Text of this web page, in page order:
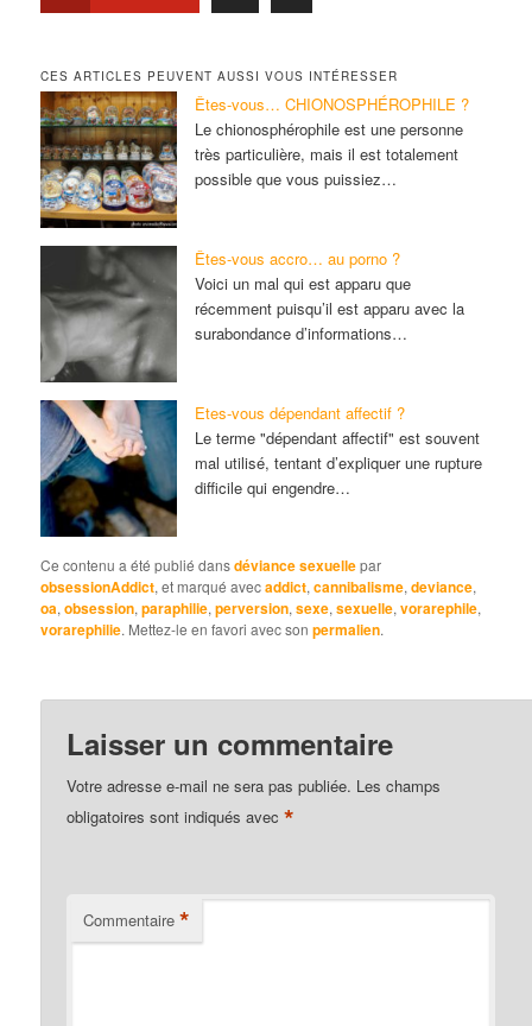
CES ARTICLES PEUVENT AUSSI VOUS INTÉRESSER
Êtes-vous… CHIONOSPHÉROPHILE ?
Le chionosphérophile est une personne
très particulière, mais il est totalement
possible que vous puissiez…
Êtes-vous accro… au porno ?
Voici un mal qui est apparu que
récemment puisqu’il est apparu avec la
surabondance d’informations…
Etes-vous dépendant affectif ?
Le terme "dépendant affectif" est souvent
mal utilisé, tentant d’expliquer une rupture
difficile qui engendre…
Ce contenu a été publié dansdéviance sexuellepar
obsessionAddict, et marqué avecaddict,cannibalisme,deviance,
oa,obsession,paraphilie,perversion,sexe,sexuelle,vorarephile,
vorarephilie. Mettez-le en favori avec sonpermalien.
Laisser un commentaire
Votre adresse e-mail ne sera pas publiée. Les champs
obligatoires sont indiqués avec*
Commentaire *